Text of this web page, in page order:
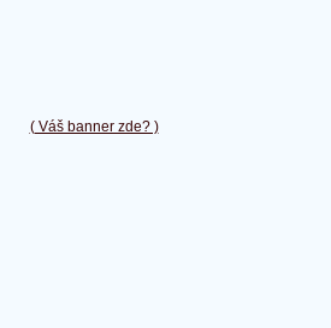
( Váš banner zde? )